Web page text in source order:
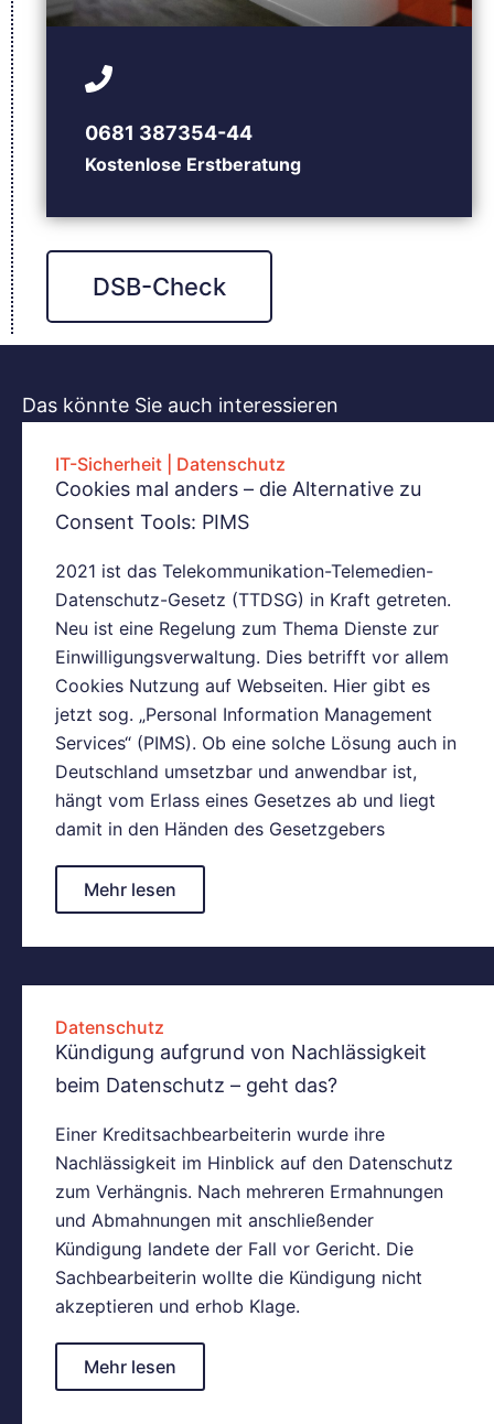
0681 387354-44
Kostenlose Erstberatung
DSB-Check
Das könnte Sie auch interessieren
IT-Sicherheit Datenschutz
Cookies mal anders – die Alternative zu
Consent Tools: PIMS
2021 ist das Telekommunikation-Telemedien-
Datenschutz-Gesetz (TTDSG) in Kraft getreten.
Neu ist eine Regelung zum Thema Dienste zur
Einwilligungsverwaltung. Dies betrifft vor allem
Cookies Nutzung auf Webseiten. Hier gibt es
jetzt sog. „Personal Information Management
Services“ (PIMS). Ob eine solche Lösung auch in
Deutschland umsetzbar und anwendbar ist,
hängt vom Erlass eines Gesetzes ab und liegt
damit in den Händen des Gesetzgebers
Mehr lesen
Datenschutz
Kündigung aufgrund von Nachlässigkeit
beim Datenschutz – geht das?
Einer Kreditsachbearbeiterin wurde ihre
Nachlässigkeit im Hinblick auf den Datenschutz
zum Verhängnis. Nach mehreren Ermahnungen
und Abmahnungen mit anschließender
Kündigung landete der Fall vor Gericht. Die
Sachbearbeiterin wollte die Kündigung nicht
akzeptieren und erhob Klage.
Mehr lesen